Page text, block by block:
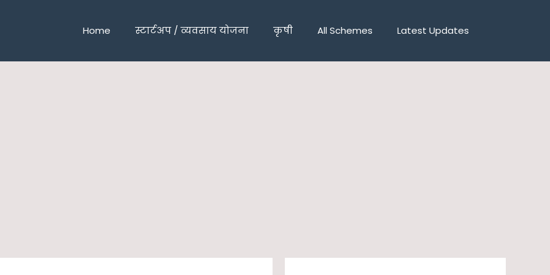
Home स्टार्टअप / व्यवसाय योजना कृषी All Schemes Latest Updates